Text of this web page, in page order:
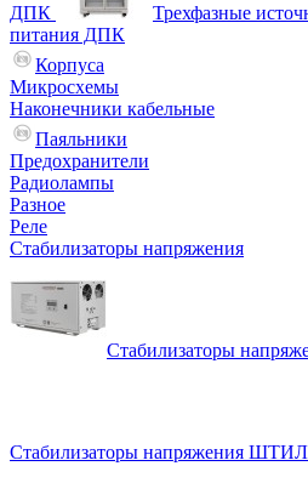
ДПК
Трехфазные
питания ДПК
Корпуса
Микросхемы
Наконечники кабельные
Паяльники
Предохранители
Радиолампы
Разное
Реле
Стабилизаторы напряжения
Стабилизаторы
Стабилизаторы напряжения